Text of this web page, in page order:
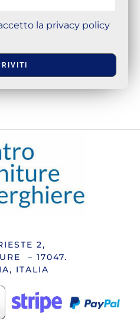
la privacy policy
2,
– 17047.
ITALIA